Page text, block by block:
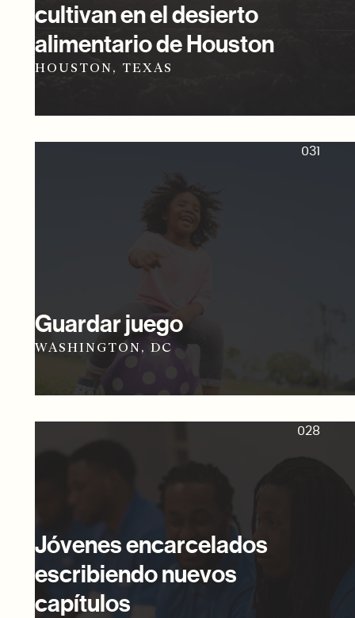
cultivan en el desierto
alimentario de Houston
HOUSTON, TEXAS
031
Guardar juego
WASHINGTON, DC
028
Jóvenes encarcelados
escribiendo nuevos
capítulos